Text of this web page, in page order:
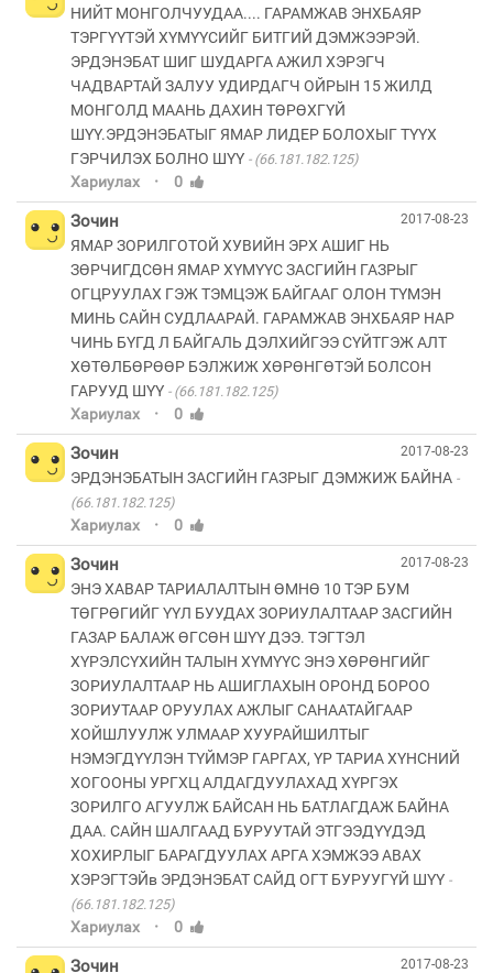
НИЙТ МОНГОЛЧУУДАА.... ГАРАМЖАВ ЭНХБАЯР
ТЭРГҮҮТЭЙ ХҮМҮҮСИЙГ БИТГИЙ ДЭМЖЭЭРЭЙ.
ЭРДЭНЭБАТ ШИГ ШУДАРГА АЖИЛ ХЭРЭГЧ
ЧАДВАРТАЙ ЗАЛУУ УДИРДАГЧ ОЙРЫН 15 ЖИЛД
МОНГОЛД МААНЬ ДАХИН ТӨРӨХГҮЙ
ШҮҮ.ЭРДЭНЭБАТЫГ ЯМАР ЛИДЕР БОЛОХЫГ ТҮҮХ
ГЭРЧИЛЭХ БОЛНО ШҮҮ
(66.181.182.125)
Хариулах · 0
2017-08-23
Зочин
ЯМАР ЗОРИЛГОТОЙ ХУВИЙН ЭРХ АШИГ НЬ
ЗӨРЧИГДСӨН ЯМАР ХҮМҮҮС ЗАСГИЙН ГАЗРЫГ
ОГЦРУУЛАХ ГЭЖ ТЭМЦЭЖ БАЙГААГ ОЛОН ТҮМЭН
МИНЬ САЙН СУДЛААРАЙ. ГАРАМЖАВ ЭНХБАЯР НАР
ЧИНЬ БҮГД Л БАЙГАЛЬ ДЭЛХИЙГЭЭ СҮЙТГЭЖ АЛТ
ХӨТӨЛБӨРӨӨР БЭЛЖИЖ ХӨРӨНГӨТЭЙ БОЛСОН
ГАРУУД ШҮҮ
(66.181.182.125)
Хариулах · 0
2017-08-23
Зочин
ЭРДЭНЭБАТЫН ЗАСГИЙН ГАЗРЫГ ДЭМЖИЖ БАЙНА
(66.181.182.125)
Хариулах · 0
2017-08-23
Зочин
ЭНЭ ХАВАР ТАРИАЛАЛТЫН ӨМНӨ 10 ТЭР БУМ
ТӨГРӨГИЙГ ҮҮЛ БУУДАХ ЗОРИУЛАЛТААР ЗАСГИЙН
ГАЗАР БАЛАЖ ӨГСӨН ШҮҮ ДЭЭ. ТЭГТЭЛ
ХҮРЭЛСҮХИЙН ТАЛЫН ХҮМҮҮС ЭНЭ ХӨРӨНГИЙГ
ЗОРИУЛАЛТААР НЬ АШИГЛАХЫН ОРОНД БОРОО
ЗОРИУТААР ОРУУЛАХ АЖЛЫГ САНААТАЙГААР
ХОЙШЛУУЛЖ УЛМААР ХУУРАЙШИЛТЫГ
НЭМЭГДҮҮЛЭН ТҮЙМЭР ГАРГАХ, ҮР ТАРИА ХҮНСНИЙ
ХОГООНЫ УРГХЦ АЛДАГДУУЛАХАД ХҮРГЭХ
ЗОРИЛГО АГУУЛЖ БАЙСАН НЬ БАТЛАГДАЖ БАЙНА
ДАА. САЙН ШАЛГААД БУРУУТАЙ ЭТГЭЭДҮҮДЭД
ХОХИРЛЫГ БАРАГДУУЛАХ АРГА ХЭМЖЭЭ АВАХ
ХЭРЭГТЭЙв ЭРДЭНЭБАТ САЙД ОГТ БУРУУГҮЙ ШҮҮ
(66.181.182.125)
Хариулах · 0
2017-08-23
Зочин